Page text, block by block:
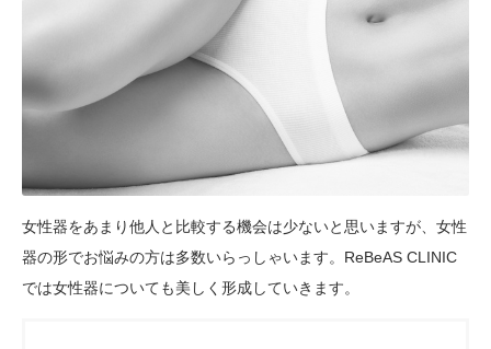
女性器をあまり他人と比較する機会は少ないと思いますが、女性
器の形でお悩みの方は多数いらっしゃいます。ReBeAS CLINIC
では女性器についても美しく形成していきます。